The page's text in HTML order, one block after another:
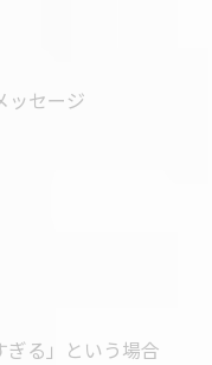
ッセージ
ぎる」という場合